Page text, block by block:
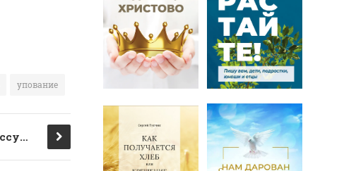
упование
СЛОВО из СЛОВА — «Рассуди меня , Господи, искуси, испытай, расплавь…»